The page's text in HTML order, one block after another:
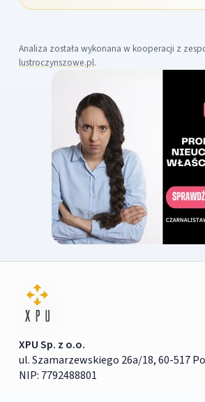
Analiza została wykonana w kooperacji z
lustroczynszowe.pl.
XPU Sp. z o.o.
ul. Szamarzewskiego 26a/18, 60-517
NIP: 7792488801